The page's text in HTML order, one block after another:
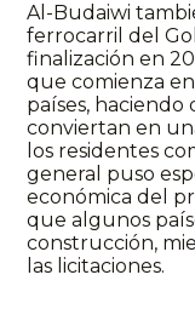
Al-Budaiwi
ferrocarril del
finalización en
que comienza
países, haciendo
conviertan en
los residentes
general puso
económica del
que algunos
construcción,
las licitaciones.